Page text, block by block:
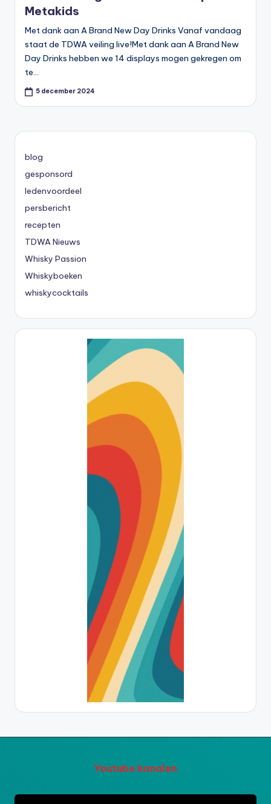
Metakids
Met dank aan A Brand New Day Drinks Vanaf vandaag
staat de TDWA veiling live!Met dank aan A Brand New
Day Drinks hebben we 14 displays mogen gekregen om
te…
5 december 2024
blog
gesponsord
ledenvoordeel
persbericht
recepten
TDWA Nieuws
Whisky Passion
Whiskyboeken
whiskycocktails
Youtube kanalen